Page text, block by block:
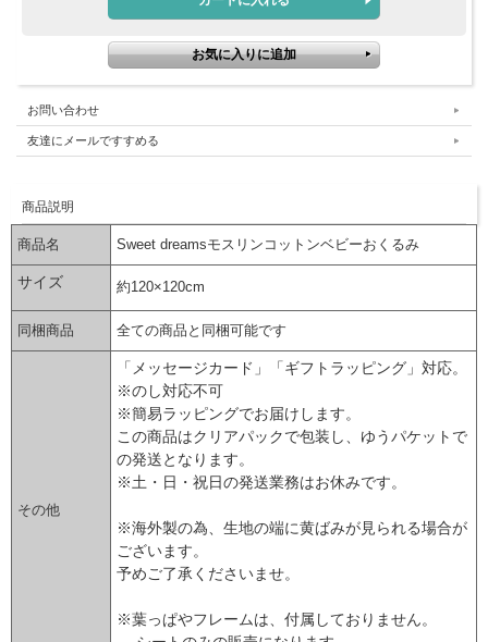
お問い合わせ
友達にメールですすめる
商品説明
商品名 Sweet dreamsモスリンコットンベビーおくるみ
サイズ 約120×120cm
同梱商品 全ての商品と同梱可能です
その他
「メッセージカード」「ギフトラッピング」対応。
※のし対応不可
※簡易ラッピングでお届けします。
この商品はクリアパックで包装し、ゆうパケットで
の発送となります。
※土・日・祝日の発送業務はお休みです。
※海外製の為、生地の端に黄ばみが見られる場合が
ございます。
予めご了承くださいませ。
※葉っぱやフレームは、付属しておりません。